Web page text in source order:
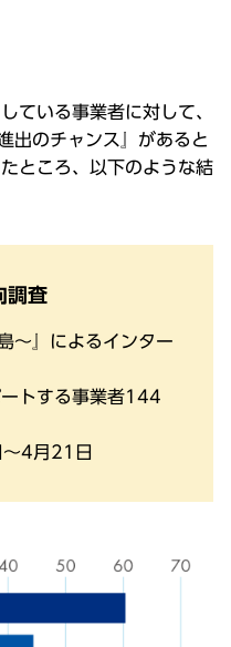
ている事業者に対して、
出のチャンス』があると
ところ、以下のような結
調査
〜』によるインター
トする事業者144
4⽉21⽇